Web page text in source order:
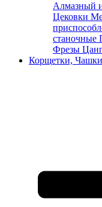
Алмазный
Цековки
станочные
Фрезы
Корщетки, Чашки